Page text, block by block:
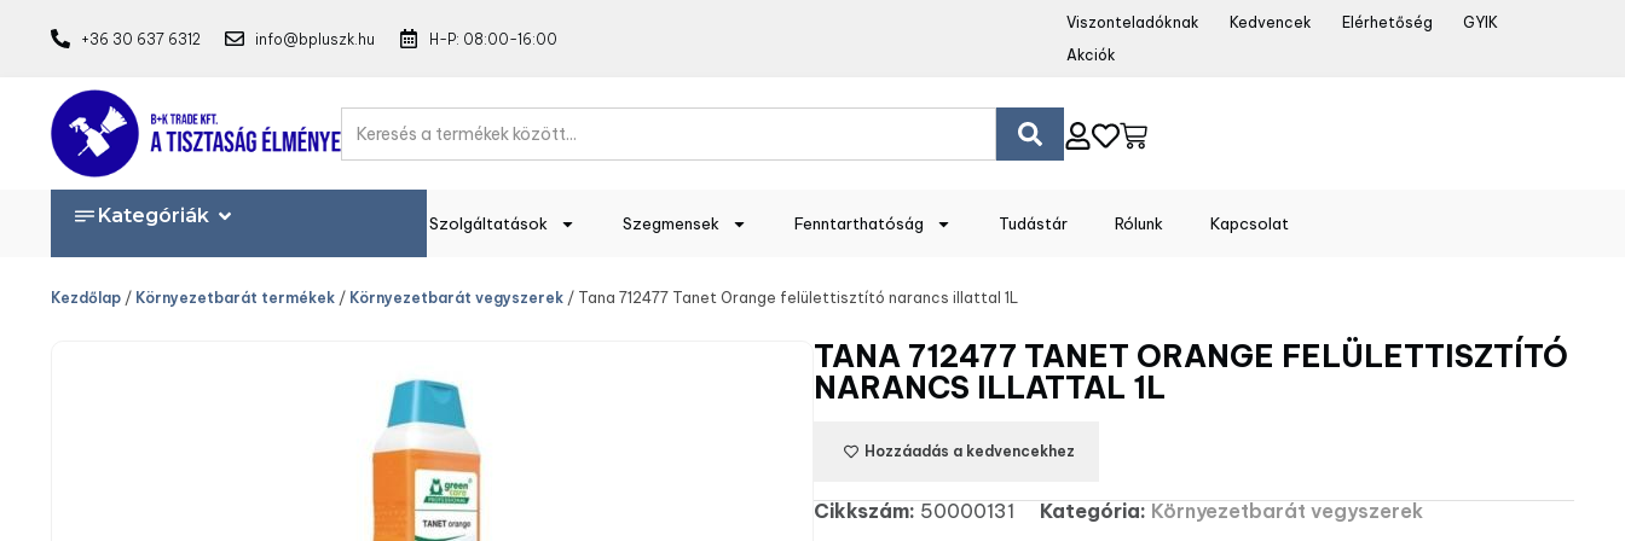
+36 30 637 6312 info@bpluszk.hu H-P: 08:00-16:00
Viszonteladóknak Kedvencek Elérhetőség
GYIK
Akciók
Kategóriák Szolgáltatások Szegmensek Fenntarthatóság Tudástár Rólunk Kapcsolat
Kezdőlap / Környezetbarát termékek / Környezetbarát vegyszerek / Tana 712477 Tanet Orange felülettisztító narancs illattal 1L
TANA 712477 TANET ORANGE FELÜLETTISZTÍTÓ
NARANCS ILLATTAL 1L
Hozzáadás a kedvencekhez
Cikkszám: 50000131 Kategória: Környezetbarát vegyszerek